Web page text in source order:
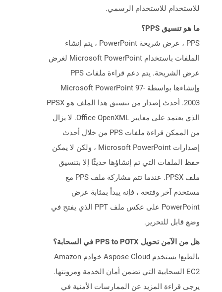
للاستخدام للاستخدام الرسمي.
ما هو تنسيق PPS؟
PPS ، عرض شريحة PowerPoint ، يتم إنشاء
الملفات باستخدام Microsoft PowerPoint لغرض
عرض الشريحة. يتم دعم قراءة ملفات PPS
وإنشاءها بواسطة Microsoft PowerPoint 97-
2003. أحدث إصدار من تنسيق هذا الملف هو PPSX
الذي يعتمد على معايير Office OpenXML. لا يزال
من الممكن قراءة ملفات PPS من خلال أحدث
إصدارات Microsoft PowerPoint ، ولكن لا يمكن
حفظ الملفات التي تم إنشاؤها حديثًا إلا بتنسيق
ملف PPSX. عندما تتم مشاركة ملف PPS مع
مستخدم آخر وفتحه ، فإنه يبدأ بمثابة عرض
PowerPoint على عكس ملف PPT الذي يفتح في
وضع قابل للتحرير.
هل من الآمن تحويل PPS to POTX في السحابة؟
بالطبع! يستخدم Aspose Cloud خوادم Amazon
EC2 السحابية التي تضمن أمان الخدمة ومرونتها.
يرجى قراءة المزيد عن الممارسات الأمنية في